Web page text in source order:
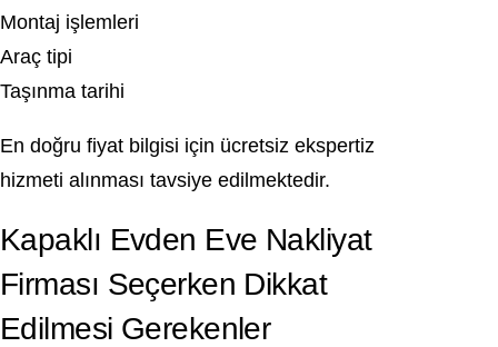
Montaj işlemleri
Araç tipi
Taşınma tarihi
En doğru fiyat bilgisi için ücretsiz ekspertiz
hizmeti alınması tavsiye edilmektedir.
Kapaklı Evden Eve Nakliyat
Firması Seçerken Dikkat
Edilmesi Gerekenler